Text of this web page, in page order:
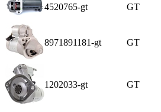
4520765-gt GT
8971891181-gt GT
1202033-gt GT